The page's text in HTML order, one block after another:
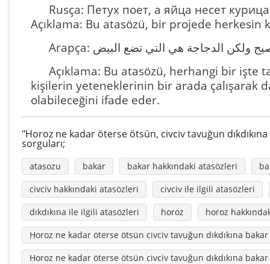
Rusça: Петух поет, а яйца несет
Açıklama: Bu atasözü, bir projede herkesin
Açıklama: Bu atasözü, herhangi bir işte
kişilerin yeteneklerinin bir arada çalışarak
olabileceğini ifade eder.
"Horoz ne kadar öterse ötsün, civciv tavuğun
sorguları;
atasozu bakar bakar hakkındaki atasözleri
civciv hakkındaki atasözleri
civciv ile ilgili atasözleri
dıkdıkına ile ilgili atasözleri
horoz
horoz
Horoz ne kadar öterse ötsün civciv tavuğun dıkdıkına bakar
Horoz ne kadar öterse ötsün civciv tavuğun dıkdıkına